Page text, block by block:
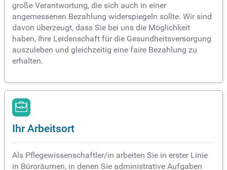
große Verantwortung, die sich auch in einer
angemessenen Bezahlung widerspiegeln sollte. Wir sind
davon überzeugt, dass Sie bei uns die Möglichkeit
haben, Ihre Leidenschaft für die Gesundheitsversorgung
auszuleben und gleichzeitig eine faire Bezahlung zu
erhalten.
Ihr Arbeitsort
Als Pflegewissenschaftler/in arbeiten Sie in erster Linie
in Büroräumen, in denen Sie administrative Aufgaben